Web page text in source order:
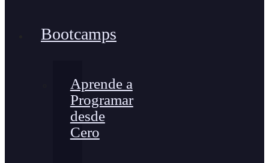
Bootcamps
Aprende a
Programar
desde
Cero